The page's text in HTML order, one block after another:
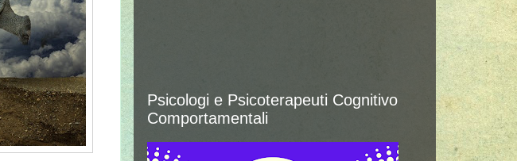
Psicologi e Psicoterapeuti Cognitivo
Comportamentali